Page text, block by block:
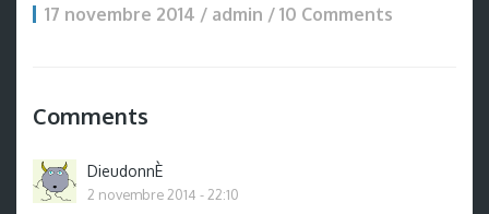
17 novembre 2014 / admin / 10 Comments
Comments
DieudonnÈ
2 novembre 2014 - 22:10